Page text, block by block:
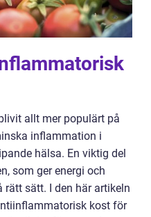
allt mer populärt på
inflammation i
hälsa. En viktig del
som ger energi och
sätt. I den här artikeln
kost för